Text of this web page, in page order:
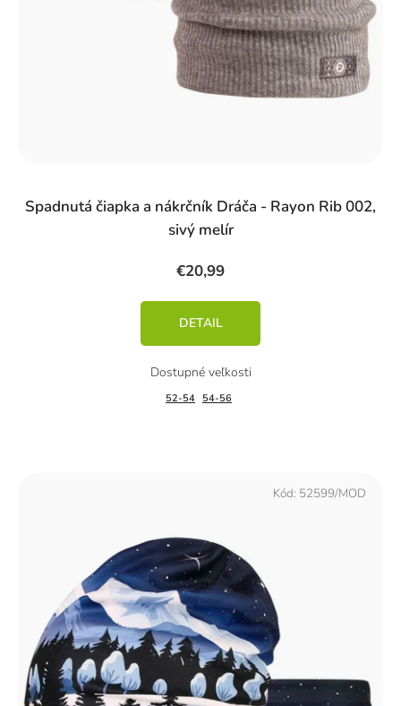
Spadnutá čiapka a nákrčník Dráča - Rayon Rib 002,
sivý melír
€20,99
DETAIL
52-54 54-56
Kód: 52599/MOD